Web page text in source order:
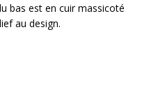
bas est en cuir massicoté
au design.